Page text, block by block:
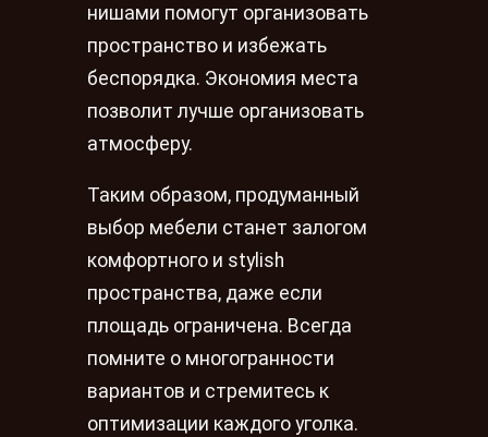
нишами помогут организовать
пространство и избежать
беспорядка. Экономия места
позволит лучше организовать
атмосферу.
Таким образом, продуманный
выбор мебели станет залогом
комфортного и stylish
пространства, даже если
площадь ограничена. Всегда
помните о многогранности
вариантов и стремитесь к
оптимизации каждого уголка.